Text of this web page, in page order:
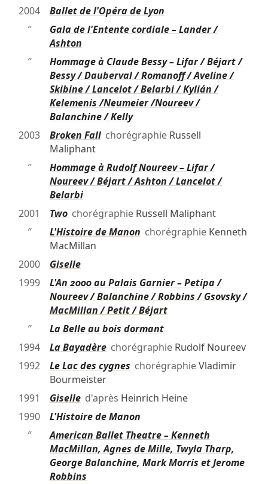
2004
Ballet de l'Opéra de Lyon
″
Gala de l'Entente cordiale – Lander /
Ashton
″
Hommage à Claude Bessy – Lifar / Béjart /
Bessy / Dauberval / Romanoff / Aveline /
Skibine / Lancelot / Belarbi / Kylián /
Kelemenis /Neumeier /Noureev /
Balanchine / Kelly
2003
Broken Fallchorégraphie Russell
Maliphant
″
Hommage à Rudolf Noureev – Lifar /
Noureev / Béjart / Ashton / Lancelot /
Belarbi
2001
Twochorégraphie Russell Maliphant
″
L'Histoire de Manon chorégraphie Kenneth
MacMillan
2000
Giselle
1999
L'An 2000 au Palais Garnier – Petipa /
Noureev / Balanchine / Robbins / Gsovsky /
MacMillan / Petit / Béjart
″
La Belle au bois dormant
1994
La Bayadèrechorégraphie Rudolf Noureev
1992
Le Lac des cygnes chorégraphieVladimir
Bourmeister
1991
Giselled'après Heinrich Heine
1990
L'Histoire de Manon
″
American Ballet Theatre – Kenneth
MacMillan, Agnes de Mille, Twyla Tharp,
George Balanchine, Mark Morris et Jerome
Robbins